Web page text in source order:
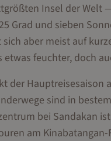
Insel der
Grad und sieben
aber meist auf
etwas feuchter, doch
der
sind in
bei Sandakan
am